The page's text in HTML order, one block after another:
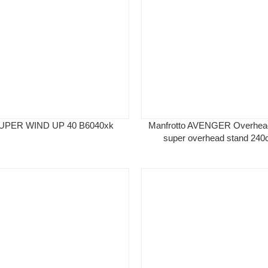
WIND UP 40 B6040xk
Manfrotto AVENGER
super overhead stand